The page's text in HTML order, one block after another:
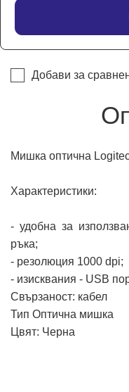
Добави за
Мишка оптична
Характеристики:
- удобна за
ръка;
- резолюция 1000 dpi;
- изисквания - USB
Свързаност: кабел
Тип Оптична мишка
Цвят: Черна